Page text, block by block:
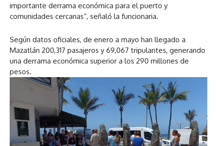
importante derrama económica para el puerto y
comunidades cercanas”, señaló la funcionaria.
Según datos oficiales, de enero a mayo han llegado a
Mazatlán 200,317 pasajeros y 69,067 tripulantes, generando
una derrama económica superior a los 290 millones de
pesos.